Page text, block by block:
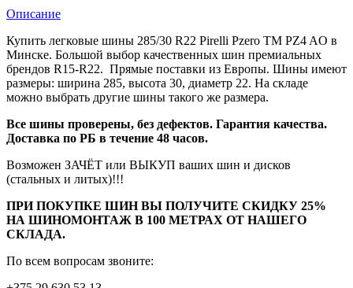
Описание
Купить легковые шины 285/30 R22 Pirelli Pzero TM PZ4 AO в
Минске. Большой выбор качественных шин премиальных
брендов R15-R22. Прямые поставки из Европы. Шины имеют
размеры: ширина 285, высота 30, диаметр 22. На складе
можно выбрать другие шины такого же размера.
Все шины проверены, без дефектов. Гарантия качества.
Доставка по РБ в течение 48 часов.
Возможен ЗАЧЁТ или ВЫКУП ваших шин и дисков
(стальных и литых)!!!
ПРИ ПОКУПКЕ ШИН ВЫ ПОЛУЧИТЕ СКИДКУ 25%
НА ШИНОМОНТАЖ В 100 МЕТРАХ ОТ НАШЕГО
СКЛАДА.
По всем вопросам звоните: